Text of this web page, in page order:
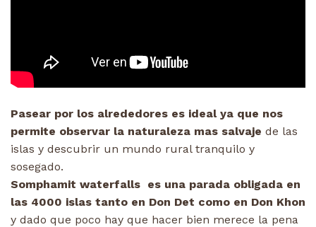
Pasear por los alrededores es ideal ya que nos
permite observar la naturaleza mas salvaje de las
islas y descubrir un mundo rural tranquilo y
sosegado.
Somphamit waterfalls es una parada obligada en
las 4000 islas tanto en Don Det como en Don Khon
y dado que poco hay que hacer bien merece la pena